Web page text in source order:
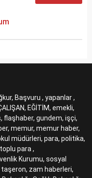
Başvuru , yapanlar ,
EĞİTİM, emekli,
flaşhaber, gundem, işçi,
memur, memur haber,
müdürleri, para, politika,
para ,
Kurumu, sosyal
zam haberleri,